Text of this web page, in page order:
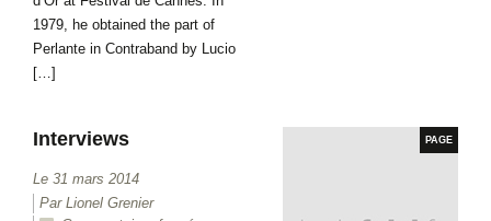
1979, he obtained the part of
Perlante in Contraband by Lucio
[…]
PAGE
Interviews
Le 31 mars 2014
Par Lionel Grenier